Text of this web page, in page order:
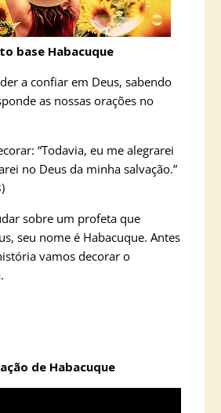
base Habacuque
a confiar em Deus, sabendo
as nossas orações no
“Todavia, eu me alegrarei
no Deus da minha salvação.”
sobre um profeta que
seu nome é Habacuque. Antes
vamos decorar o
de Habacuque